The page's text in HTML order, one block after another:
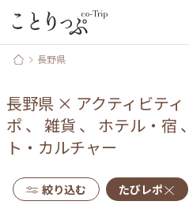
長野県
長野県 × アクティビテ
ポ 、 雑貨 、 ホテル・宿 、
ト・カルチャー
絞り込む たびレポ